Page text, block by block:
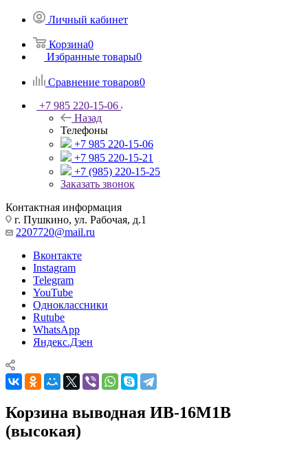
Личный кабинет
Корзина0
Избранные товары0
Сравнение товаров0
+7 985 220-15-06
Назад
Телефоны
+7 985 220-15-06
+7 985 220-15-21
+7 (985) 220-15-25
Заказать звонок
Контактная информация
г. Пушкино, ул. Рабочая, д.1
2207720@mail.ru
Вконтакте
Instagram
Telegram
YouTube
Одноклассники
Rutube
WhatsApp
Яндекс.Дзен
Корзина выводная ИВ-16М1В
(высокая)